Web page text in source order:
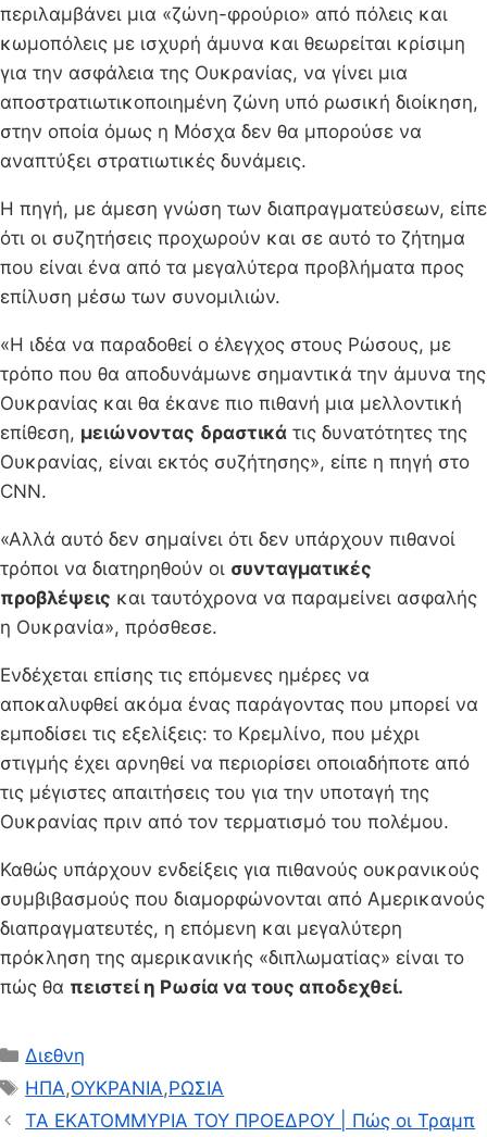
περιλαμβάνει μια «ζώνη-φρούριο» από πόλεις και
κωμοπόλεις με ισχυρή άμυνα και θεωρείται κρίσιμη
για την ασφάλεια της Ουκρανίας, να γίνει μια
αποστρατιωτικοποιημένη ζώνη υπό ρωσική διοίκηση,
στην οποία όμως η Μόσχα δεν θα μπορούσε να
αναπτύξει στρατιωτικές δυνάμεις.
Η πηγή, με άμεση γνώση των διαπραγματεύσεων, είπε
ότι οι συζητήσεις προχωρούν και σε αυτό το ζήτημα
που είναι ένα από τα μεγαλύτερα προβλήματα προς
επίλυση μέσω των συνομιλιών.
«Η ιδέα να παραδοθεί ο έλεγχος στους Ρώσους, με
τρόπο που θα αποδυνάμωνε σημαντικά την άμυνα της
Ουκρανίας και θα έκανε πιο πιθανή μια μελλοντική
επίθεση, μειώνοντας δραστικά τις δυνατότητες της
Ουκρανίας, είναι εκτός συζήτησης», είπε η πηγή στο
CNN.
«Αλλά αυτό δεν σημαίνει ότι δεν υπάρχουν πιθανοί
τρόποι να διατηρηθούν οι συνταγματικές
προβλέψεις και ταυτόχρονα να παραμείνει ασφαλής
η Ουκρανία», πρόσθεσε.
Ενδέχεται επίσης τις επόμενες ημέρες να
αποκαλυφθεί ακόμα ένας παράγοντας που μπορεί να
εμποδίσει τις εξελίξεις: το Κρεμλίνο, που μέχρι
στιγμής έχει αρνηθεί να περιορίσει οποιαδήποτε από
τις μέγιστες απαιτήσεις του για την υποταγή της
Ουκρανίας πριν από τον τερματισμό του πολέμου.
Καθώς υπάρχουν ενδείξεις για πιθανούς ουκρανικούς
συμβιβασμούς που διαμορφώνονται από Αμερικανούς
διαπραγματευτές, η επόμενη και μεγαλύτερη
πρόκληση της αμερικανικής «διπλωματίας» είναι το
πώς θα πειστεί η Ρωσία να τους αποδεχθεί.
Κατηγορίες
Διεθνη
Ετικέτες
ΗΠΑ,ΟΥΚΡΑΝΙΑ,ΡΩΣΙΑ
ΤΑ ΕΚΑΤΟΜΜΥΡΙΑ ΤΟΥ ΠΡΟΕΔΡΟΥ | Πώς οι Τραμπ